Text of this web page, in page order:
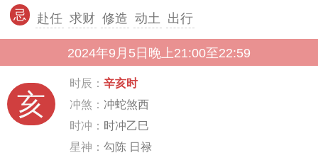
忌 赴任 求财 修造 动土 出行
2024年9月5日晚上21:00至22:59
亥
时辰： 辛亥时
冲煞： 冲蛇煞西
时冲： 时冲乙巳
星神： 勾陈 日禄